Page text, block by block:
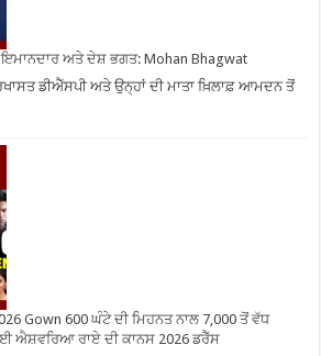
ਇਮਾਨਦਾਰ ਅਤੇ ਦੇਸ਼ ਭਗਤ: Mohan Bhagwat
ਡੀਐੱਸਪੀ ਅਤੇ ਉਨ੍ਹਾਂ ਦੀ ਮਾਤਾ ਖ਼ਿਲਾਫ਼ ਆਮਦਨ ਤੋਂ
Gown 600 ਘੰਟੇ ਦੀ ਮਿਹਨਤ ਨਾਲ 7,000 ਤੋਂ ਵੱਧ
ਐਸ਼ਵਰਿਆ ਰਾਏ ਦੀ ਕਾਨਸ 2026 ਡਰੈੱਸ